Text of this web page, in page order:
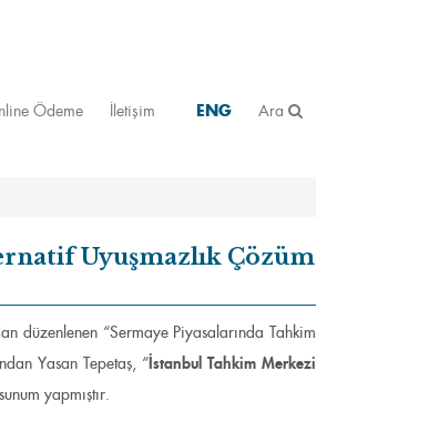
Ödeme İletişim ENG Ara
Uyuşmazlık Çözüm
düzenlenen “Sermaye Piyasalarında Tahkim
Yasan Tepetaş, “İstanbul Tahkim Merkezi
yapmıştır.